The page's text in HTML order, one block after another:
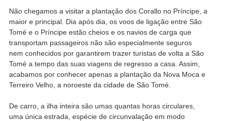
Não chegamos a visitar a plantação dos Corallo no Príncipe, a
maior e principal. Dia após dia, os voos de ligação entre São
Tomé e o Príncipe estão cheios e os navios de carga que
transportam passageiros não são especialmente seguros
nem conhecidos por garantirem trazer turistas de volta a São
Tomé a tempo das suas viagens de regresso a casa. Assim,
acabamos por conhecer apenas a plantação da Nova Moca e
Terreiro Velho, a noroeste da cidade de São Tomé.
De carro, a ilha inteira são umas quantas horas circulares,
uma única estrada, espécie de circunvalação em modo